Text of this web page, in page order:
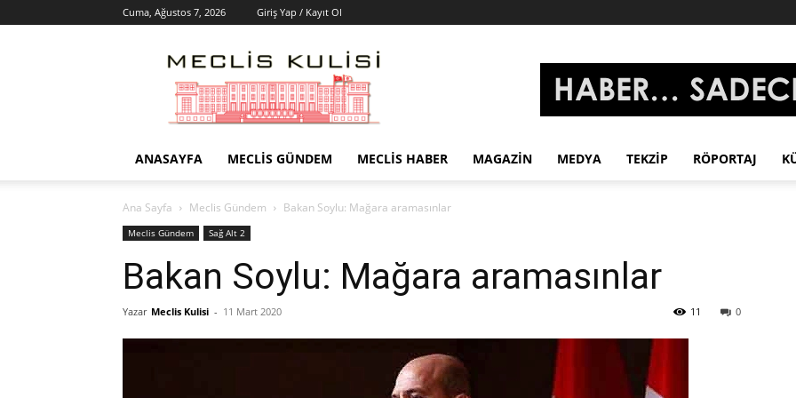
Cuma, Ağustos 7, 2026 Giriş Yap / Kayıt Ol
Meclis
Kulisi
–
Haber
ANASAYFA
MECLIS GÜNDEM MECLIS HABER MAGAZIN MEDYA TEKZIP RÖPORTAJ
Ana Sayfa Meclis Gündem Bakan Soylu: Mağara aramasınlar
Meclis Gündem Sağ Alt 2
Bakan Soylu: Mağara aramasınlar
Yazar Meclis Kulisi - 11 Mart 2020 0
11